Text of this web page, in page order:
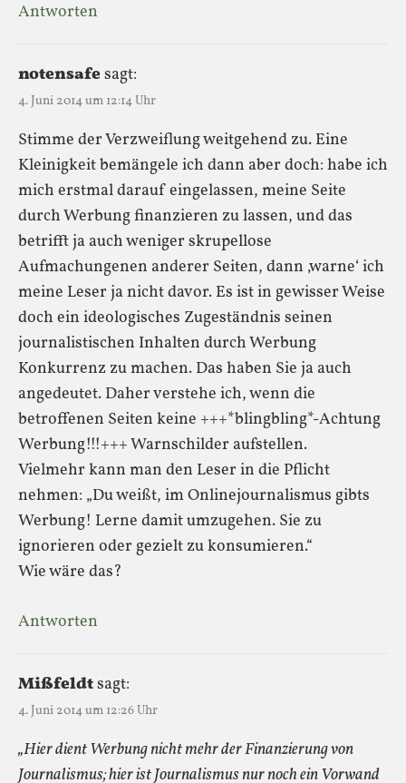
Antworten
notensafesagt:
4. Juni 2014 um 12:14 Uhr
Stimme der Verzweiflung weitgehend zu. Eine
Kleinigkeit bemängele ich dann aber doch: habe ich
mich erstmal darauf eingelassen, meine Seite
durch Werbung finanzieren zu lassen, und das
betrifft ja auch weniger skrupellose
Aufmachungenen anderer Seiten, dann ‚warne‘ ich
meine Leser ja nicht davor. Es ist in gewisser Weise
doch ein ideologisches Zugeständnis seinen
journalistischen Inhalten durch Werbung
Konkurrenz zu machen. Das haben Sie ja auch
angedeutet. Daher verstehe ich, wenn die
betroffenen Seiten keine +++*blingbling*-Achtung
Werbung!!!+++ Warnschilder aufstellen.
Vielmehr kann man den Leser in die Pflicht
nehmen: „Du weißt, im Onlinejournalismus gibts
Werbung! Lerne damit umzugehen. Sie zu
ignorieren oder gezielt zu konsumieren.“
Wie wäre das?
Antworten
Mißfeldtsagt:
4. Juni 2014 um 12:26 Uhr
„Hier dient Werbung nicht mehr der Finanzierung von
Journalismus; hier ist Journalismus nur noch ein Vorwand